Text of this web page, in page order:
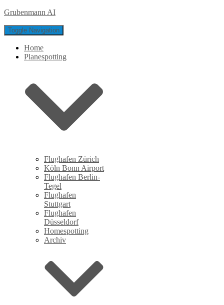
Grubenmann AI
Toggle Navigation
Home
Planespotting
Flughafen Zürich
Köln Bonn Airport
Flughafen Berlin-
Tegel
Flughafen
Stuttgart
Flughafen
Düsseldorf
Homespotting
Archiv